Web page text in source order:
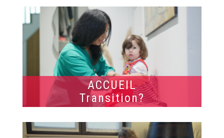
ACCUEIL
Transition?